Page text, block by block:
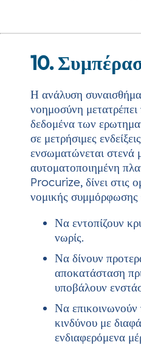
10.
Η ανάλυση
νοημοσύνη μετατρέπει
δεδομένα των
σε μετρήσιμες
ενσωματώνεται στενά
αυτοματοποιημένη
Procurize, δίνει στις
νομικής συμμόρφωσης
Να εντοπίζουν
νωρίς.
Να δίνουν
αποκατάσταση
υποβάλουν
Να επικοινωνούν
κινδύνου με
ενδιαφερόμενα